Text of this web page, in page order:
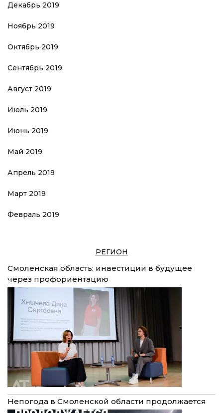
Декабрь 2019
Ноябрь 2019
Октябрь 2019
Сентябрь 2019
Август 2019
Июль 2019
Июнь 2019
Май 2019
Апрель 2019
Март 2019
Февраль 2019
РЕГИОН
Смоленская область: инвестиции в будущее
через профориентацию
Непогода в Смоленской области продолжается